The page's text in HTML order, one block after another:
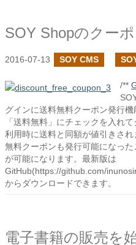
2016-07-13 SOY CMS
/**
グインに送料無料クーポン発行
「送料無料」にチェックを入れ
利用時に送料と同額が値引きさ
無料クーポンも発行可能になっ
が可能になります。最新版は
GitHub(https://github.com/
からダウンロードできます。
電子書籍の販売を